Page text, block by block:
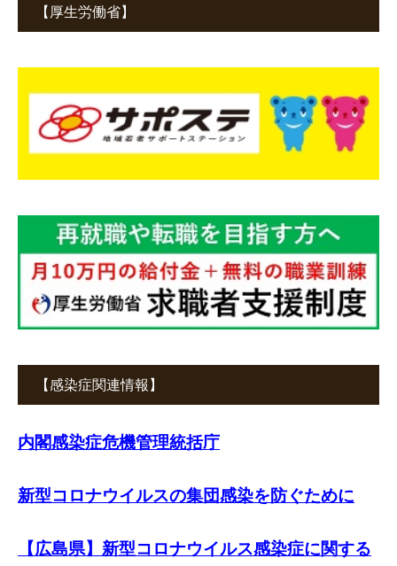
【厚生労働省】
【感染症関連情報】
内閣感染症危機管理統括庁
新型コロナウイルスの集団感染を防ぐために
【広島県】新型コロナウイルス感染症に関する